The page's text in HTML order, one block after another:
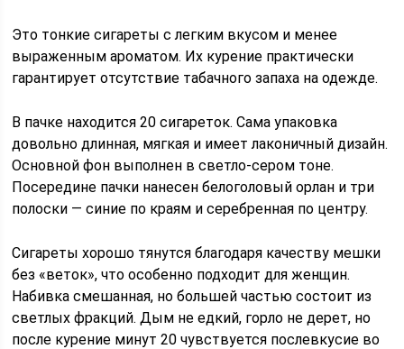
Это тонкие сигареты с легким вкусом и менее
выраженным ароматом. Их курение практически
гарантирует отсутствие табачного запаха на одежде.
В пачке находится 20 сигареток. Сама упаковка
довольно длинная, мягкая и имеет лаконичный дизайн.
Основной фон выполнен в светло-сером тоне.
Посередине пачки нанесен белоголовый орлан и три
полоски — синие по краям и серебренная по центру.
Сигареты хорошо тянутся благодаря качеству мешки
без «веток», что особенно подходит для женщин.
Набивка смешанная, но большей частью состоит из
светлых фракций. Дым не едкий, горло не дерет, но
после курение минут 20 чувствуется послевкусие во